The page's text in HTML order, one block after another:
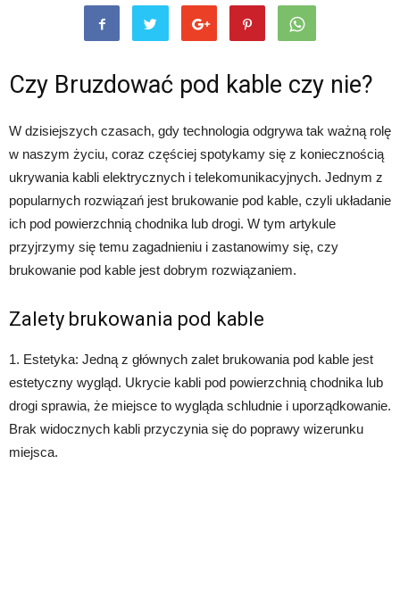
Czy Bruzdować pod kable czy nie?
W dzisiejszych czasach, gdy technologia odgrywa tak ważną rolę
w naszym życiu, coraz częściej spotykamy się z koniecznością
ukrywania kabli elektrycznych i telekomunikacyjnych. Jednym z
popularnych rozwiązań jest brukowanie pod kable, czyli układanie
ich pod powierzchnią chodnika lub drogi. W tym artykule
przyjrzymy się temu zagadnieniu i zastanowimy się, czy
brukowanie pod kable jest dobrym rozwiązaniem.
Zalety brukowania pod kable
1. Estetyka: Jedną z głównych zalet brukowania pod kable jest
estetyczny wygląd. Ukrycie kabli pod powierzchnią chodnika lub
drogi sprawia, że miejsce to wygląda schludnie i uporządkowanie.
Brak widocznych kabli przyczynia się do poprawy wizerunku
miejsca.